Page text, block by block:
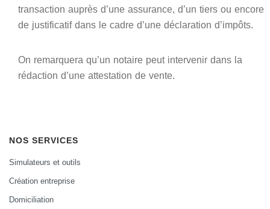
transaction auprès d’une assurance, d’un tiers ou encore
de justificatif dans le cadre d’une déclaration d’impôts.
On remarquera qu’un notaire peut intervenir dans la
rédaction d’une attestation de vente.
NOS SERVICES
Simulateurs et outils
Création entreprise
Domiciliation